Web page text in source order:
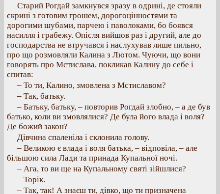
Старий Рогдай замкнувся зразу в одрині, де стояли
скрині з готовим грошем, дорогоцінностями та
дорогими шубами, парчею і паволоками, бо боявся
насилля і грабежу. Опісля вийшов раз і другий, але до
господарства не втручався і наслухував лише пильно,
про що розмовляли Калина з Лютом. Чуючи, що вони
говорять про Мстислава, покликав Калину до себе і
спитав:
– То ти, Калино, змовлена з Мстиславом?
– Так, батьку.
– Батьку, батьку, – повторив Рогдай злобно, – а де був
батько, коли ви змовлялися? Де була його влада і воля?
Де божий закон?
Дівчина спаленіла і склонила голову.
– Великою є влада і воля батька, – відповіла, – але
більшою сила Лади та принада Купальної ночі.
– Ага, то ви ще на Купальному святі зійшлися?
– Торік.
– Так, так! А знаєш ти, дівко, що ти призначена